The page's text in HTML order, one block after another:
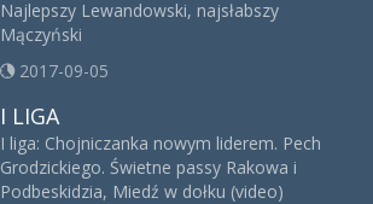
Najlepszy Lewandowski, najsłabszy
Mączyński
2017-09-05
I LIGA
I liga: Chojniczanka nowym liderem. Pech
Grodzickiego. Świetne passy Rakowa i
Podbeskidzia, Miedź w dołku (video)